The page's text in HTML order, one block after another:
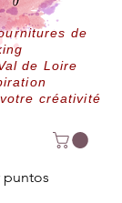
de
de Loire
créativité
puntos